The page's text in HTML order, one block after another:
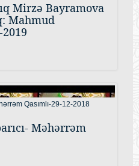
Mirzə Bayramova
Mahmud
Məhərrəm